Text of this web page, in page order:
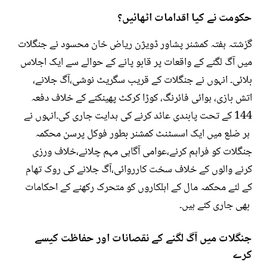
حکومت نے کیا اقدامات اٹھائیں؟
گزشتہ ہفتہ کمشنر پشاور ڈویژن ریاض خان محسود نے جنگلات
میں آگ لگنے کے واقعات پر قابو پانے کے حوالے سے ایک اجلاس
بلائی۔ انہوں نے جنگلات کے قریب سگریٹ نوشی،آگ جلانے،
اتش بازی، ہوائی فائرنگ، کوڑا کرکٹ پھینکنے کے خلاف دفعہ
144 کے تحت پابندی عائد کرنے کی ہدایت جاری کی۔انہوں نے
ہر ضلع میں ایک اسسٹنٹ کمشنر بطور فوکل پرسن محکمہ
جنگلات کو فراہم کرنے،عوامی آگاہی مہم چلانے،خلاف ورزی
کرنے والوں کے خلاف سخت کارروائی،آگ جلانے کی روک تھام
کے لئے محکمہ مال کے اہلکاروں کو متحرک رکھنے کے احکامات
بھی جاری کئے ہیں۔
جنگلات میں آگ لگنے کے نقصانات اور حفاظت کیسے
کرے